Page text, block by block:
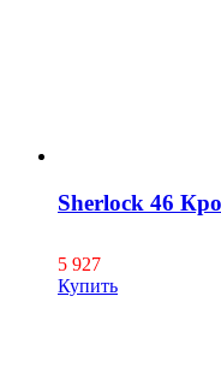
Sherlock 46
5 927
Купить